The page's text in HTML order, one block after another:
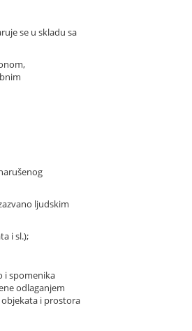
se u skladu sa
ljudskim
i sl.);
i spomenika
odlaganjem
i prostora